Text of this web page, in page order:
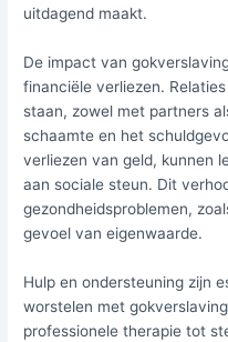
uitdagend maakt.
De impact van
financiële verliezen.
staan, zowel met partners
schaamte en het
verliezen van geld, kunnen
aan sociale steun. Dit
gezondheidsproblemen,
gevoel van eigenwaarde.
Hulp en ondersteuning zijn
worstelen met
professionele therapie tot